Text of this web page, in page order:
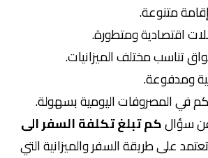
متنوعة.
اقتصادية ومتطورة.
تناسب مختلف الميزانيات.
ومدفوعة.
في المصروفات اليومية بسهولة.
عن سؤالكم تبلغ تكلفة السفر الى
تعتمد على طريقة السفر والميزانية التي